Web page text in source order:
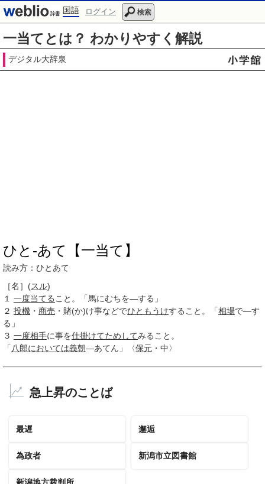
国語 ログイン 検索
一当てとは？ わかりやすく解説
デジタル大辞泉
ひと‐あて【一当て】
読み方：ひとあて
［名］ (スル)
１
一度当てる こと。「馬にむちを―する」
２ 投機 ・ 商売 ・賭(か)け事などでひともうけすること。「相場で―す
る」
３ 一度相手に事を仕掛けてためしてみること。
「 八郎においては義朝―あてん」〈保元 ・中〉
急上昇のことば
最遅 邂逅
為政者 新潟市立図書館